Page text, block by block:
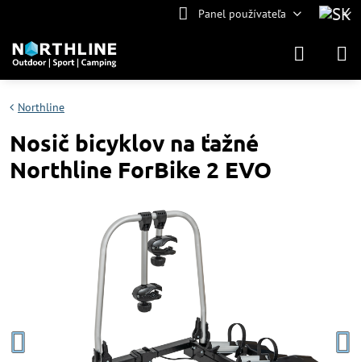
Panel používateľa
Northline
Nosič bicyklov na ťažné
Northline ForBike 2 EVO